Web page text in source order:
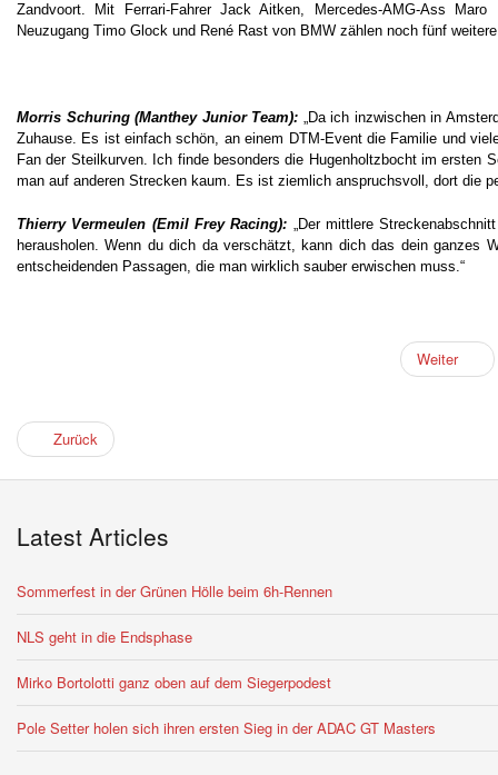
Zandvoort. Mit Ferrari-Fahrer Jack Aitken, Mercedes-AMG-Ass
Neuzugang Timo Glock und René Rast von BMW zählen noch fünf
Morris Schuring (Manthey Junior Team): „Da ich inzwischen in
Zuhause. Es ist einfach schön, an einem DTM-Event die Familie und
Fan der Steilkurven. Ich finde besonders die Hugenholtzbocht im ersten
man auf anderen Strecken kaum. Es ist ziemlich anspruchsvoll, dort die
Thierry Vermeulen (Emil Frey Racing): „Der mittlere
herausholen. Wenn du dich da verschätzt, kann dich das dein ganzes
entscheidenden Passagen, die man wirklich sauber erwischen muss.“
Weiter
Zurück
Latest Articles
Sommerfest in der Grünen Hölle beim 6h-Rennen
NLS geht in die Endsphase
Mirko Bortolotti ganz oben auf dem Siegerpodest
Pole Setter holen sich ihren ersten Sieg in der ADAC GT Masters